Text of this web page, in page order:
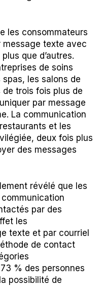
les consommateurs
message texte avec
que d’autres.
de soins
les salons de
trois fois plus de
par message
La communication
et les
deux fois plus
des messages
révélé que les
par des
les
texte et par courriel
de contact
% des personnes
possibilité de